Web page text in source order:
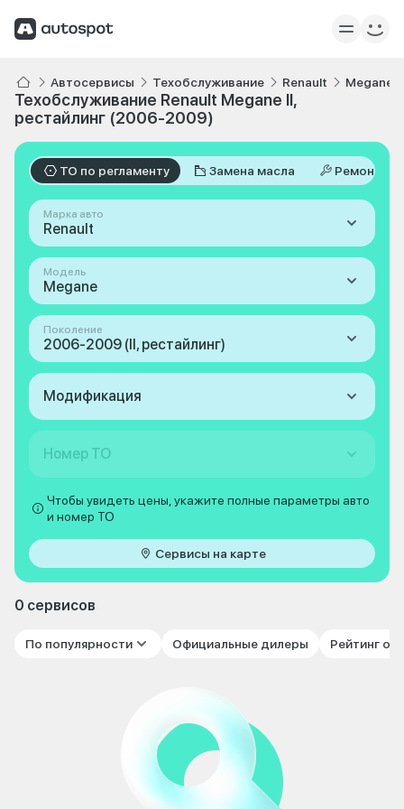
Автосервисы Техобслуживание Renault Megane
Техобслуживание Renault Megane II,
рестайлинг (2006-2009)
ТО по регламенту Замена масла Ремонт
Марка авто
Renault
Модель
Megane
Поколение
2006-2009 (II, рестайлинг)
Модификация
Номер ТО
Чтобы увидеть цены, укажите полные параметры авто
и номер ТО
Сервисы на карте
0 сервисов
По популярности Официальные дилеры Рейтинг